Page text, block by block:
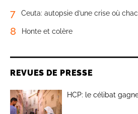
7 Ceuta: autopsie d’une crise où
8 Honte et colère
REVUES DE PRESSE
HCP: le célibat